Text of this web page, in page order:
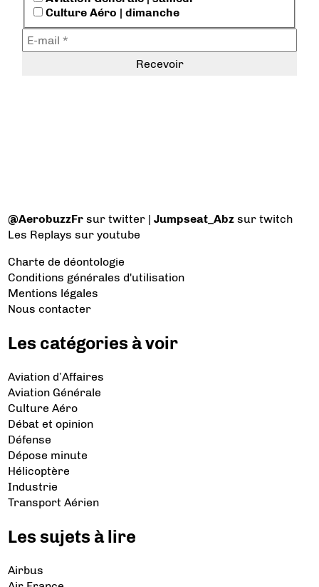
Culture Aéro | dimanche
@AerobuzzFr sur twitter |Jumpseat_Abz sur twitch
Les Replays sur youtube
Charte de déontologie
Conditions générales d'utilisation
Mentions légales
Nous contacter
Les catégories à voir
Aviation d’Affaires
Aviation Générale
Culture Aéro
Débat et opinion
Défense
Dépose minute
Hélicoptère
Industrie
Transport Aérien
Les sujets à lire
Airbus